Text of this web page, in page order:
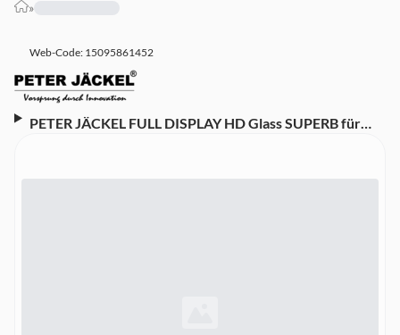
»
Web-Code: 15095861452
PETER JÄCKEL FULL DISPLAY HD Glass SUPERB für